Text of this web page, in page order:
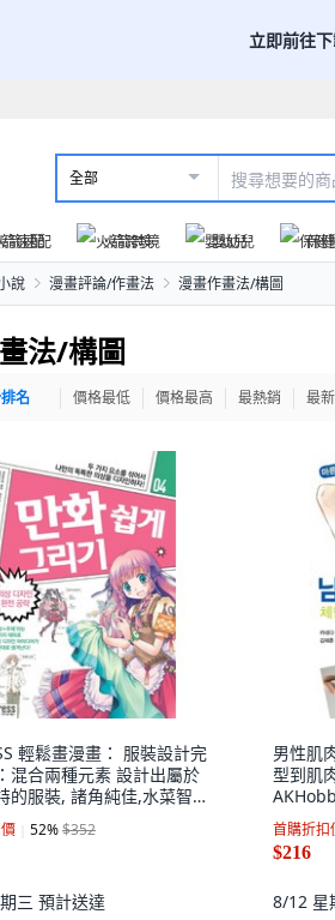
立即前往
全部
箭速配 火箭跨境 嬰幼兒 保
說 漫畫評論/作畫法 漫畫作畫法/構圖
法/構圖
名 價格最低 價格最高 最熱銷 最
輕鬆畫漫畫： 服裝設計完
混合兩種元素 設計出屬於
的服裝, 諸角純佳,水菜智美
榮 譯
52%$352
三 預計送達
男性肌
型到肌
首購折扣
$216
8/12 星